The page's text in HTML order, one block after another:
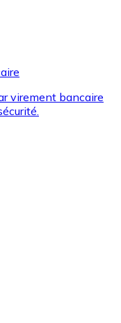
pour acheter
vos marques
virement bancaire